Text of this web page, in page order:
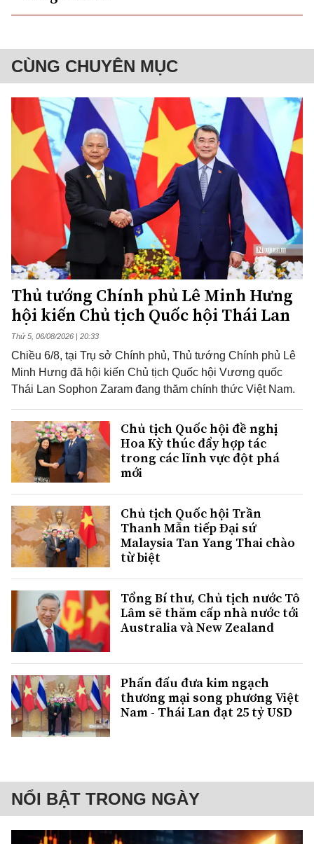
CÙNG CHUYÊN MỤC
Thủ tướng Chính phủ Lê Minh Hưng
hội kiến Chủ tịch Quốc hội Thái Lan
Thứ 5, 06/08/2026 | 20:33
Chiều 6/8, tại Trụ sở Chính phủ, Thủ tướng Chính phủ Lê
Minh Hưng đã hội kiến Chủ tịch Quốc hội Vương quốc
Thái Lan Sophon Zaram đang thăm chính thức Việt Nam.
Chủ tịch Quốc hội đề nghị
Hoa Kỳ thúc đẩy hợp tác
trong các lĩnh vực đột phá
mới
Chủ tịch Quốc hội Trần
Thanh Mẫn tiếp Đại sứ
Malaysia Tan Yang Thai chào
từ biệt
Tổng Bí thư, Chủ tịch nước Tô
Lâm sẽ thăm cấp nhà nước tới
Australia và New Zealand
Phấn đấu đưa kim ngạch
thương mại song phương Việt
Nam - Thái Lan đạt 25 tỷ USD
NỔI BẬT TRONG NGÀY